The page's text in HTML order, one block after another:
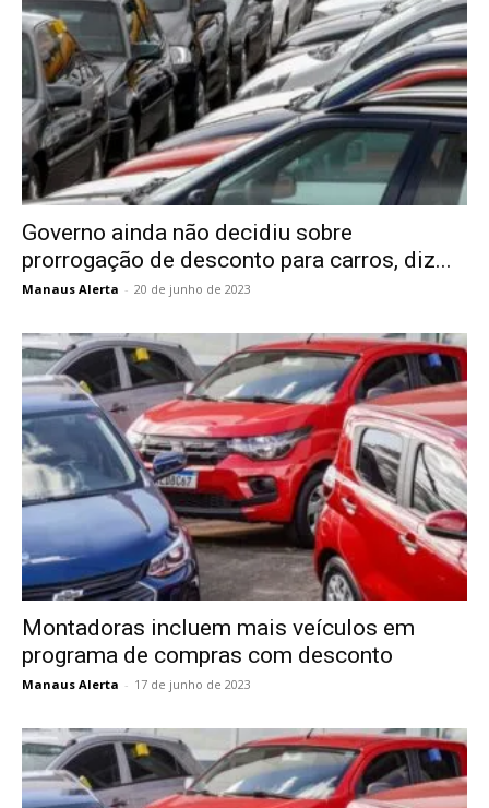
Governo ainda não decidiu sobre
prorrogação de desconto para carros, diz...
Manaus Alerta - 20 de junho de 2023
Montadoras incluem mais veículos em
programa de compras com desconto
Manaus Alerta - 17 de junho de 2023